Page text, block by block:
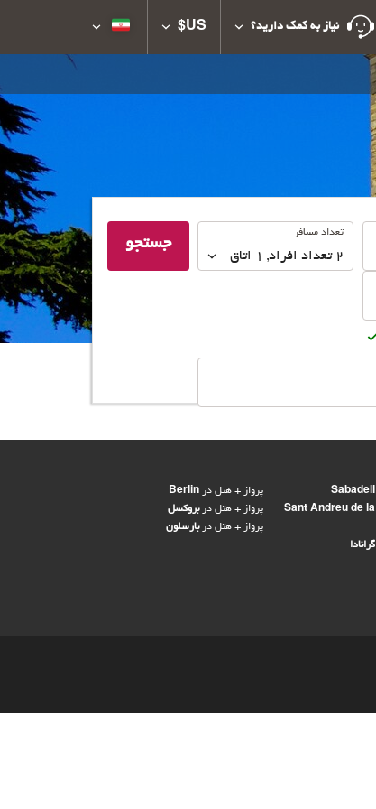
نیاز به کمک دارید؟ US$
تعداد
تعداد مسافر
2 تعداد افراد ,
1 اتاق
جستجو
پرواز + هتل در
پرواز + هتل در بروکسل
پرواز + هتل در بارسلون
Sant Andreu de la
گرانادا